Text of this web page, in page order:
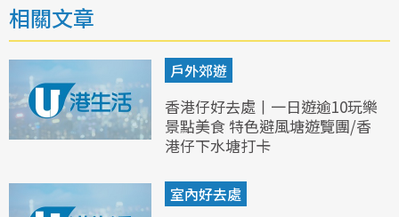
相關文章
戶外郊遊
香港仔好去處丨一日遊逾10玩樂
景點美食 特色避風塘遊覽團/香
港仔下水塘打卡
室內好去處